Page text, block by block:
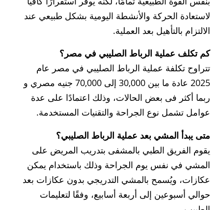
لاستعادة الحركة والأنشطة اليومية بشكل طبيعي عند
الالتزام بالتأهيل بعد العملية.
كم تكلف عملية الرباط الصليبي في مصر؟
تتراوح تكلفة عملية الرباط الصليبي في مصر عام
2025 عادة ما بين 30,000 إلى 70,000
جنيه مصري و
ربما أكثر فى بعض الحالات، وذلك اعتمادًا على عدة
عوامل تشمل نوع الجراحة والتقنيات المستخدمة.
متى يبدأ المشي بعد عملية الرباط الصليبي؟
يقوم الفريق الطبي بالمشفى بتدريب المريض على
المشي في نفس يوم الجراحة وذلك باستخدام يمكن
عكازات، ويُسمح بالمشي التدريجي بدون عكازات بعد
حوالي أسبوعين إلى أربعة أسابيع، وفقًا لتعليمات